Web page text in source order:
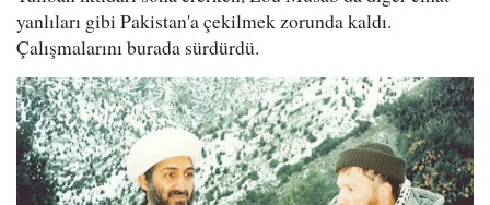
yanlıları gibi Pakistan'a çekilmek zorunda kaldı.
Çalışmalarını burada sürdürdü.